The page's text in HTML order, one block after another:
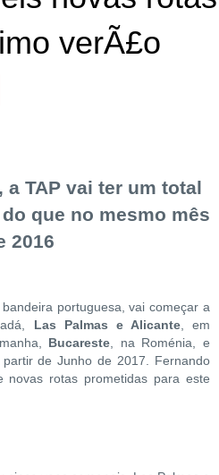
verÃ£o
a TAP vai ter um total
que no mesmo mês
2016
portuguesa, vai começar a
Las Palmas e Alicante, em
Bucareste , na Roménia, e
partir de Junho de 2017. Fernando
novas rotas prometidas para este